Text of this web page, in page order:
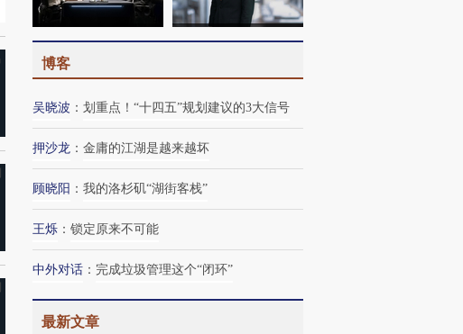
博客
吴晓波 ： 划重点！“十四五”规划建议的3大信号
押沙龙 ： 金庸的江湖是越来越坏
顾晓阳 ： 我的洛杉矶“湖街客栈”
王烁 ： 锁定原来不可能
中外对话 ： 完成垃圾管理这个“闭环”
最新文章